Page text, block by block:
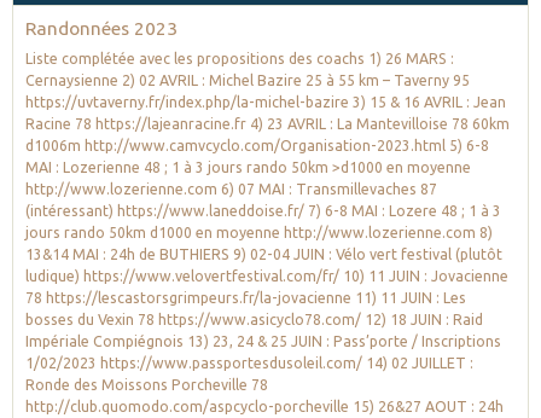
Randonnées 2023
Liste complétée avec les propositions des coachs 1) 26 MARS :
Cernaysienne 2) 02 AVRIL : Michel Bazire 25 à 55 km – Taverny 95
https://uvtaverny.fr/index.php/la-michel-bazire 3) 15 & 16 AVRIL : Jean
Racine 78 https://lajeanracine.fr 4) 23 AVRIL : La Mantevilloise 78 60km
d1006m http://www.camvcyclo.com/Organisation-2023.html 5) 6-8
MAI : Lozerienne 48 ; 1 à 3 jours rando 50km >d1000 en moyenne
http://www.lozerienne.com 6) 07 MAI : Transmillevaches 87
(intéressant) https://www.laneddoise.fr/ 7) 6-8 MAI : Lozere 48 ; 1 à 3
jours rando 50km d1000 en moyenne http://www.lozerienne.com 8)
13&14 MAI : 24h de BUTHIERS 9) 02-04 JUIN : Vélo vert festival (plutôt
ludique) https://www.velovertfestival.com/fr/ 10) 11 JUIN : Jovacienne
78 https://lescastorsgrimpeurs.fr/la-jovacienne 11) 11 JUIN : Les
bosses du Vexin 78 https://www.asicyclo78.com/ 12) 18 JUIN : Raid
Impériale Compiégnois 13) 23, 24 & 25 JUIN : Pass’porte / Inscriptions
1/02/2023 https://www.passportesdusoleil.com/ 14) 02 JUILLET :
Ronde des Moissons Porcheville 78
http://club.quomodo.com/aspcyclo-porcheville 15) 26&27 AOUT : 24h